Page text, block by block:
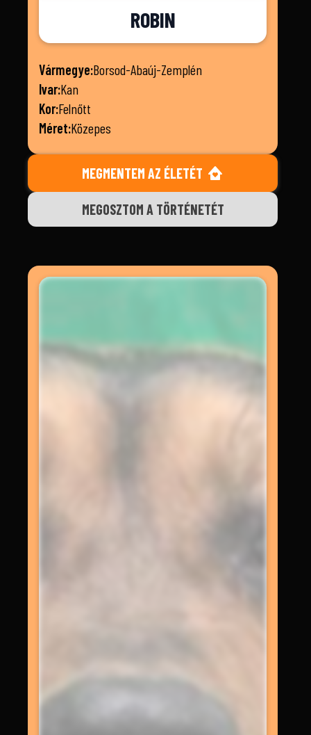
ROBIN
Vármegye:Borsod-Abaúj-Zemplén
Ivar:Kan
Kor:Felnőtt
Méret:Közepes
MEGMENTEM AZ ÉLETÉT
MEGOSZTOM A TÖRTÉNETÉT